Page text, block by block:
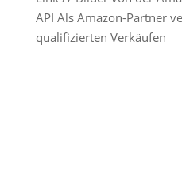
API Als Amazon-Partner
qualifizierten Verkäufen